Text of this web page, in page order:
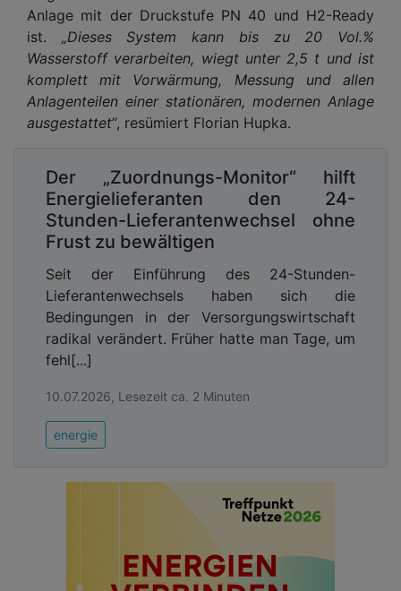
Anlage mit der Druckstufe PN 40 und H2-Ready
ist. „Dieses System kann bis zu 20 Vol.%
Wasserstoff verarbeiten, wiegt unter 2,5 t und ist
komplett mit Vorwärmung, Messung und allen
Anlagenteilen einer stationären, modernen Anlage
ausgestattet“, resümiert Florian Hupka.
Der „Zuordnungs-Monitor“ hilft
Energielieferanten den 24-
Stunden-Lieferantenwechsel ohne
Frust zu bewältigen
Seit der Einführung des 24-Stunden-
Lieferantenwechsels haben sich die
Bedingungen in der Versorgungswirtschaft
radikal verändert. Früher hatte man Tage, um
fehl[...]
10.07.2026, Lesezeit ca. 2 Minuten
energie